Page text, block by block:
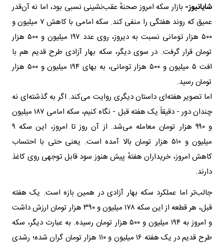
شایانیوز- بازار سکه امروز صحنهٔ عقب‌نشینی نسبی بود، اما نه آن‌قدر
عمیق که روند هفتگی را منفی کند. سکه امامی با کاهش ۷ میلیون و
۵۰۰ هزار تومانی نسبت به دیروز، روی عدد ۱۹۷ میلیون و ۵۰۰ هزار
تومان قرار گرفت. در سوی دیگر، سکه بهار آزادی طرح قدیم هم با
افت ۵ میلیون و ۵۰۰ هزار تومانی، به بهای ۱۹۴ میلیون و ۵۰۰ هزار
تومان رسید.
اما تصویر هفته‌ای داستان دیگری روایت می‌کند. اگر به گذشته‌ای نه
چندان دور - دقیقاً یک هفته قبل - نگاه کنیم، سکه امامی ۱۸۷ میلیون
و ۹۹۰ هزار تومان معامله می‌شد. از آن روز تا امروز، این سکه ۹
میلیون و ۵۱۰ هزار تومان بالا آمده است. یعنی حتی با احتساب
کاهش امروز، خریداران هفتهٔ پیش هنوز سود قابل توجهی روی کاغذ
دارند.
جالب‌تر اما عملکرد سکه بهار آزادی در همین بازه است. یک هفته
قبل، هر قطعه از این سکه ۱۷۸ میلیون و ۳۹۰ هزار تومان ارزش داشت
و امروز به ۱۹۴ میلیون و ۵۰۰ هزار تومان رسیده. به عبارت دیگر، سکه
طرح قدیم در یک هفته ۱۶ میلیون و ۱۱۰ هزار تومان گران شده؛ رشدی